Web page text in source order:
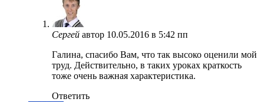
Сергей автор 10.05.2016 в 5:42 пп
Галина, спасибо Вам, что так высоко оценили мой
труд. Действительно, в таких уроках краткость
тоже очень важная характеристика.
Ответить